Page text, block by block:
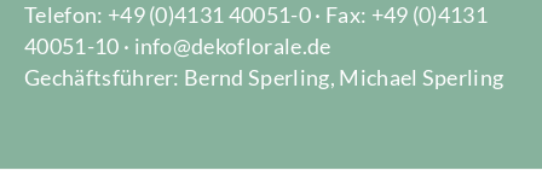
Telefon: +49 (0)4131 40051-0 · Fax: +49 (0)4131
40051-10 · info@dekoflorale.de
Gechäftsführer: Bernd Sperling, Michael Sperling